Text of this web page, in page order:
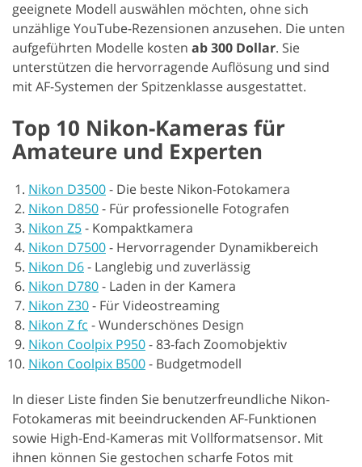
geeignete Modell auswählen möchten, ohne sich
unzählige YouTube-Rezensionen anzusehen. Die unten
aufgeführten Modelle kosten ab 300 Dollar. Sie
unterstützen die hervorragende Auflösung und sind
mit AF-Systemen der Spitzenklasse ausgestattet.
Top 10 Nikon-Kameras für
Amateure und Experten
Nikon D3500- Die beste Nikon-Fotokamera
Nikon D850- Für professionelle Fotografen
Nikon Z5- Kompaktkamera
Nikon D7500- Hervorragender Dynamikbereich
Nikon D6- Langlebig und zuverlässig
Nikon D780- Laden in der Kamera
Nikon Z30- Für Videostreaming
Nikon Z fc -Wunderschönes Design
Nikon Coolpix P950- 83-fach Zoomobjektiv
Nikon Coolpix B500- Budgetmodell
In dieser Liste finden Sie benutzerfreundliche Nikon-
Fotokameras mit beeindruckenden AF-Funktionen
sowie High-End-Kameras mit Vollformatsensor. Mit
ihnen können Sie gestochen scharfe Fotos mit